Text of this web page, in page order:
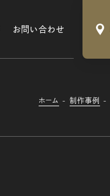
お問い合わせ
ホーム 制作事例